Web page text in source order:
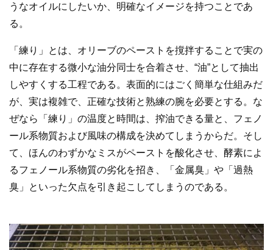
うなオイルにしたいか、明確なイメージを持つことであ
る。
「練り」とは、オリーブのペーストを撹拌することで実の
中に存在する微小な油分同士を合着させ、“油”として抽出
しやすくする工程である。表面的にはごく簡単な仕組みだ
が、実は複雑で、正確な技術と熟練の腕を必要とする。な
ぜなら「練り」の温度と時間は、搾油できる量と、フェノ
ール系物質および風味の構成を決めてしまうからだ。そし
て、ほんのわずかなミスがペーストを酸化させ、酵素によ
るフェノール系物質の劣化を招き、「金属臭」や「過熱
臭」といった欠点を引き起こしてしまうのである。